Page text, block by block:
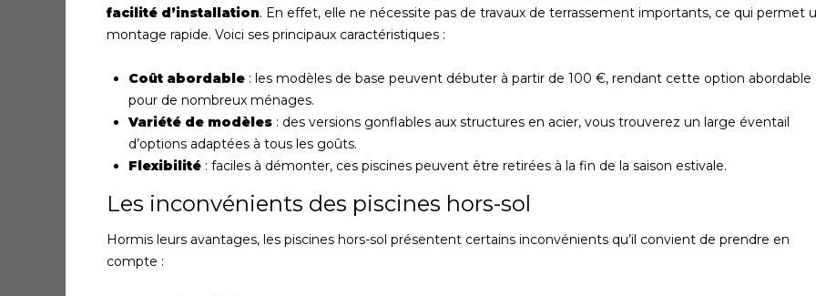
facilité d’installation. En effet, elle ne nécessite pas de travaux de terrassement importants, ce qui permet
montage rapide. Voici ses principaux caractéristiques :
Coût abordable : les modèles de base peuvent débuter à partir de 100 €, rendant cette option abordable
pour de nombreux ménages.
Variété de modèles : des versions gonflables aux structures en acier, vous trouverez un large éventail
d’options adaptées à tous les goûts.
Flexibilité : faciles à démonter, ces piscines peuvent être retirées à la fin de la saison estivale.
Les inconvénients des piscines hors-sol
Hormis leurs avantages, les piscines hors-sol présentent certains inconvénients qu’il convient de prendre en
compte :